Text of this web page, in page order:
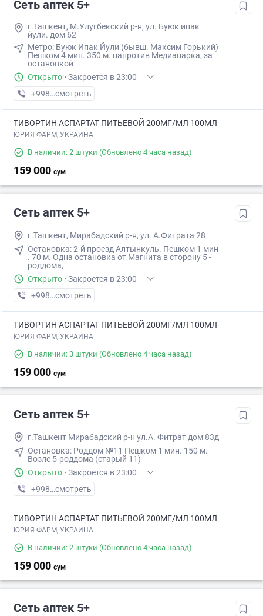
Сеть аптек 5+
г.Ташкент, М.Улугбекский р-н, ул. Буюк ипак
йули. дом 62
Метро: Буюк Ипак Йули (бывш. Максим Горький)
Пешком ​4 мин. ​350 м. напротив Медиапарка, за
остановкой
Открыто · Закроется в 23:00
+998 (90) XXX-XX-XX
смотреть
ТИВОРТИН АСПАРТАТ ПИТЬЕВОЙ 200МГ/МЛ 100МЛ
ЮРИЯ ФАРМ, УКРАИНА
В наличии: 2 штуки (Обновлено 4 часа назад)
159 000 сум
Сеть аптек 5+
г.Ташкент, Мирабадский р-н, ул. А.Фитрата 28
Остановка: 2-й проезд Алтынкуль. П​ешком 1 мин​
. 70 м. Одна остановка от Магнита в сторону 5 -
роддома,
Открыто · Закроется в 23:00
+998 (99) XXX-XX-XX
смотреть
ТИВОРТИН АСПАРТАТ ПИТЬЕВОЙ 200МГ/МЛ 100МЛ
ЮРИЯ ФАРМ, УКРАИНА
В наличии: 3 штуки (Обновлено 4 часа назад)
159 000 сум
Сеть аптек 5+
г.Ташкент Мирабадский р-н ул.А. Фитрат дом 83д
Остановка: ​Роддом №11​ Пешком 1 мин​. 150 м.
Возле 5-роддома (старый 11)
Открыто · Закроется в 23:00
+998 (90) XXX-XX-XX
смотреть
ТИВОРТИН АСПАРТАТ ПИТЬЕВОЙ 200МГ/МЛ 100МЛ
ЮРИЯ ФАРМ, УКРАИНА
В наличии: 2 штуки (Обновлено 4 часа назад)
159 000 сум
Сеть аптек 5+